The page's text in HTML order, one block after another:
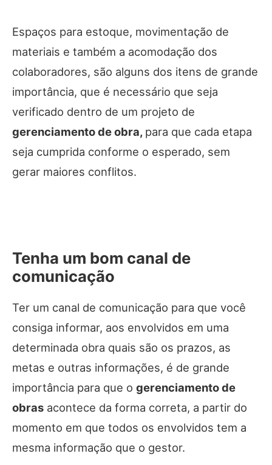
Espaços para estoque, movimentação de
materiais e também a acomodação dos
colaboradores, são alguns dos itens de grande
importância, que é necessário que seja
verificado dentro de um projeto de
gerenciamento de obra, para que cada etapa
seja cumprida conforme o esperado, sem
gerar maiores conflitos.
Tenha um bom canal de
comunicação
Ter um canal de comunicação para que você
consiga informar, aos envolvidos em uma
determinada obra quais são os prazos, as
metas e outras informações, é de grande
importância para que o gerenciamento de
obras acontece da forma correta, a partir do
momento em que todos os envolvidos tem a
mesma informação que o gestor.